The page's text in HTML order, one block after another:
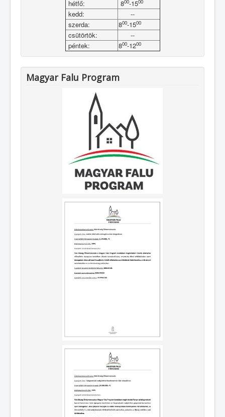
hétfő: 8 -15
kedd:
--
szerda:
800-1500
csütörtök:
--
péntek:
800-1200
Magyar Falu Program